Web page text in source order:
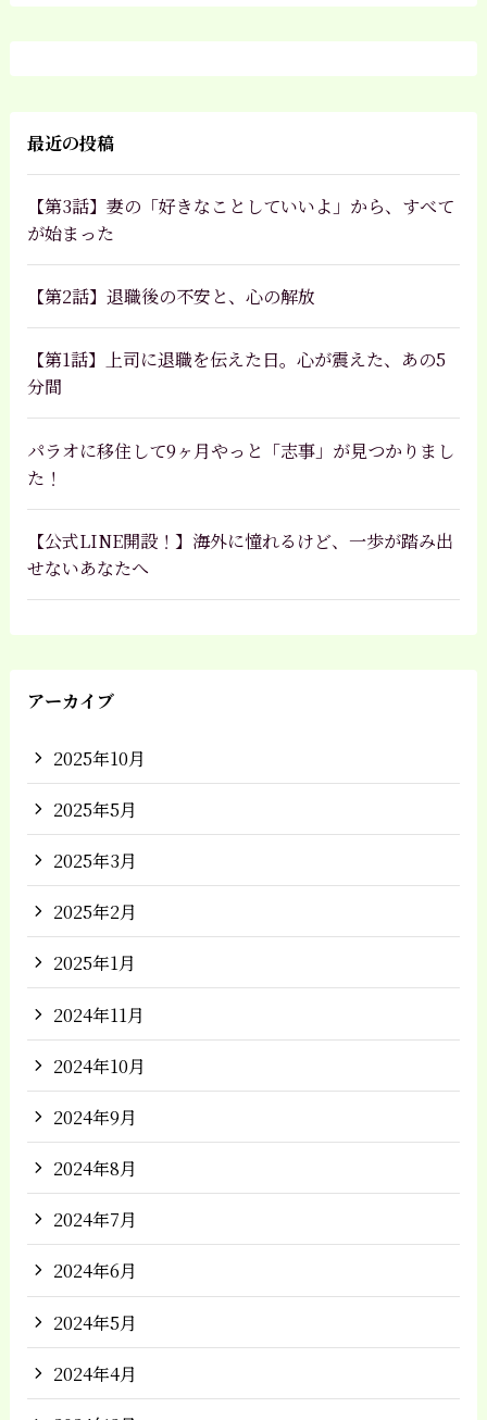
最近の投稿
【第3話】妻の「好きなことしていいよ」から、すべて
が始まった
【第2話】退職後の不安と、心の解放
【第1話】上司に退職を伝えた日。心が震えた、あの5
分間
パラオに移住して9ヶ月やっと「志事」が見つかりまし
た！
【公式LINE開設！】海外に憧れるけど、一歩が踏み出
せないあなたへ
アーカイブ
2025年10月
2025年5月
2025年3月
2025年2月
2025年1月
2024年11月
2024年10月
2024年9月
2024年8月
2024年7月
2024年6月
2024年5月
2024年4月